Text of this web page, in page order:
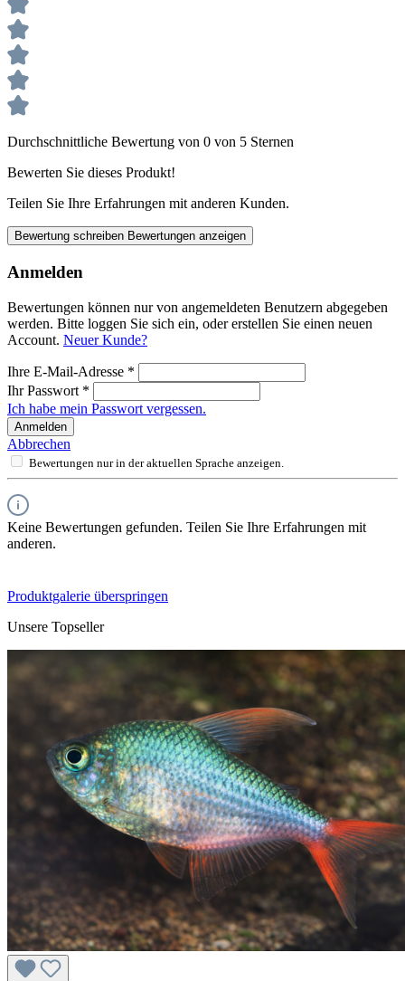
Durchschnittliche Bewertung von 0 von 5 Sternen
Bewerten Sie dieses Produkt!
Teilen Sie Ihre Erfahrungen mit anderen Kunden.
Bewertung schreiben Bewertungen anzeigen
Anmelden
Bewertungen können nur von angemeldeten Benutzern abgegeben
werden. Bitte loggen Sie sich ein, oder erstellen Sie einen neuen
Account. Neuer Kunde?
Ihre E-Mail-Adresse *
Ihr Passwort *
Ich habe mein Passwort vergessen.
Anmelden
Abbrechen
Bewertungen nur in der aktuellen Sprache anzeigen.
Keine Bewertungen gefunden. Teilen Sie Ihre Erfahrungen mit
anderen.
Produktgalerie überspringen
Unsere Topseller